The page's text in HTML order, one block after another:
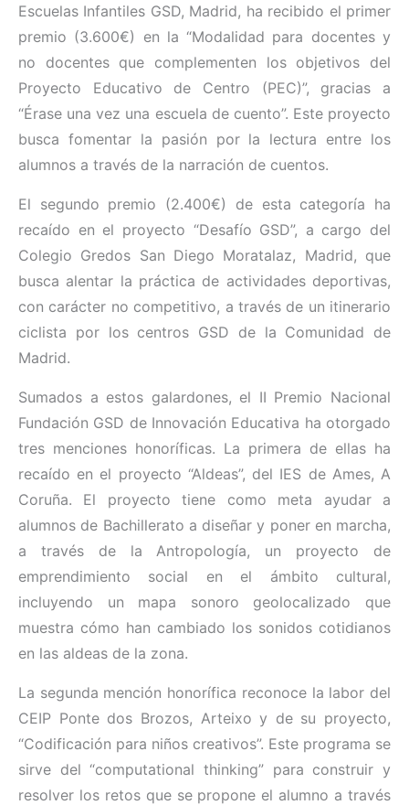
Escuelas Infantiles GSD, Madrid, ha recibido el primer
premio (3.600€) en la “Modalidad para docentes y
no docentes que complementen los objetivos del
Proyecto Educativo de Centro (PEC)”, gracias a
“Érase una vez una escuela de cuento”. Este proyecto
busca fomentar la pasión por la lectura entre los
alumnos a través de la narración de cuentos.
El segundo premio (2.400€) de esta categoría ha
recaído en el proyecto “Desafío GSD”, a cargo del
Colegio Gredos San Diego Moratalaz, Madrid, que
busca alentar la práctica de actividades deportivas,
con carácter no competitivo, a través de un itinerario
ciclista por los centros GSD de la Comunidad de
Madrid.
Sumados a estos galardones, el II Premio Nacional
Fundación GSD de Innovación Educativa ha otorgado
tres menciones honoríficas. La primera de ellas ha
recaído en el proyecto “Aldeas”, del IES de Ames, A
Coruña. El proyecto tiene como meta ayudar a
alumnos de Bachillerato a diseñar y poner en marcha,
a través de la Antropología, un proyecto de
emprendimiento social en el ámbito cultural,
incluyendo un mapa sonoro geolocalizado que
muestra cómo han cambiado los sonidos cotidianos
en las aldeas de la zona.
La segunda mención honorífica reconoce la labor del
CEIP Ponte dos Brozos, Arteixo y de su proyecto,
“Codificación para niños creativos”. Este programa se
sirve del “computational thinking” para construir y
resolver los retos que se propone el alumno a través